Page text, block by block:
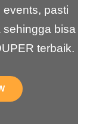
events, pasti
bisa
terbaik.